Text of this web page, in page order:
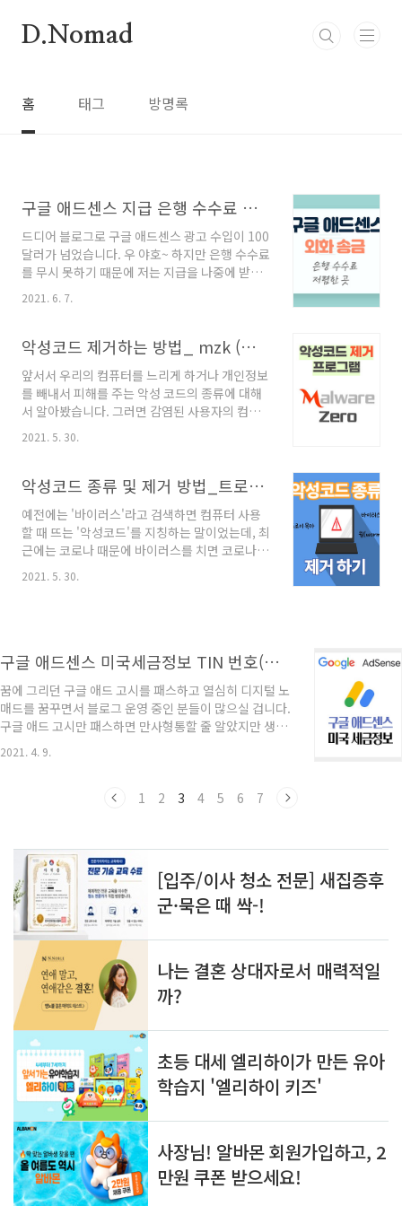
D.Nomad
홈 태그 방명록
구글 애드센스 지급 은행 수수료 가장 싼 곳!(외화송금알림)
드디어 블로그로 구글 애드센스 광고 수입이 100
달러가 넘었습니다. 우 야호~ 하지만 은행 수수료
를 무시 못하기 때문에 저는 지급을 나중에 받으
려고 했습니다. 보통 구급액의 지급이 22~24일
이라고 해서 월 초에 은행계좌를 입력했는
자동으로 입금을 해주더라고요.ㅠ 2021.06.04 -
[분류 전체보기] - 구글 애드센스 계좌 등록방법
구글 애드센스 계좌 등록방법 안녕하세요. 블로
거 쑤기입니다. :D 많은 분들이 제2의 월급 또는
투잡, 부업을 꿈꾸며 '구글 애드센스'를 하고 계십
니다. 저도 열심히 하고 있지만 아직 직장을 그만
^^; 그럼 ..
2021. 6. 7.
악성코드 제거하는 방법_ mzk (멀 웨어 제로) 무료 설치
앞서서 우리의 컴퓨터를 느리게 하거나 개인정보
를 빼내서 피해를 주는 악성 코드의 종류에 대해
서 알아봤습니다. 그러면 감염된 사용자의 컴퓨
터에서 악성코드를 예방하거나 제거해 주는 프로
그램을 소개해 드리겠습니다. 네이버 소프트웨어
신 프로그램의 종류를 알 수 있습니다. 악성코드
제거 프로그램 기본적으로 PC에 알약이나 V3(안
랩)을 설치하시고 계시는데요. 오늘은 설치가 필
요 없이 악성 코드를 제거해 주는 '멀웨어 제로'
일명 'Mzk'에 대해서 포스팅하겠습니다. 멀웨어
제로 (Malware Zero) 멀웨어 제로는 사용자의
2021. 5. 30.
악성코드 종류 및 제거 방법_트로이목마 바이러스 웜
예전에는 '바이러스'라고 검색하면 컴퓨터 사용
할 때 뜨는 '악성코드'를 지칭하는 말이었는데, 최
근에는 코로나 때문에 바이러스를 치면 코로나
백신이 연관검색어로 뜹니다. 인터넷 발달과 각
종 디지털 기기 사용이 편해지지만 아직도 악성
은 악성코드의 종류와 제거 방법에 대해 알아보
겠습니다. 악성 코드란 - 일명 악성 소프트웨어라
고 합니다. 사용자에게 일부러 피해를 끼치기 위
해 만든 프로그램이며 감염 증상에 따라 악성코
드를 분류합니다. 악성코드의 종류 바이러스
(virus) - 악성코드의 대표 존재 - 사용자 몰래 숙
2021. 5. 30.
구글 애드센스 미국세금정보 TIN 번호(개인)
꿈에 그리던 구글 애드 고시를 패스하고 열심히 디지털 노
매드를 꿈꾸면서 블로그 운영 중인 분들이 많으실 겁니다.
구글 애드 고시만 패스하면 만사형통할 줄 알았지만 생각
튜브, 블로그 등 애드 센 그로 수익을 내시는 분들이 많기
돈 벌었으니 세금 내라~^_^; 우리나라도 이제 유튜브 같
지.......................................할 말은 없습니다. 블로거
분들은 거의 타깃이 안되긴 하지만 그래도 애드센스로 벌
어들인 수입에 대해서는 국내에서도 세금을 부과하셔야
합니다. 20..
2021. 4. 9.
1 2 3 4 5 6 7